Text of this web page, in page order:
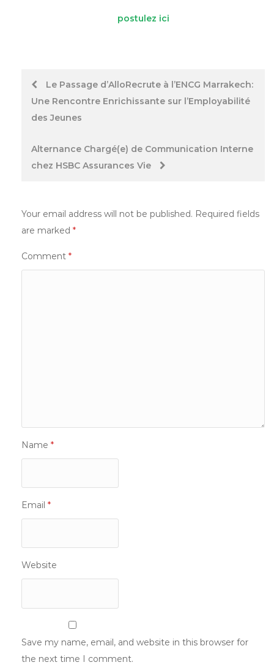
postulez ici
Post
navigation
Le Passage d’AlloRecrute à l’ENCG Marrakech:
Une Rencontre Enrichissante sur l’Employabilité
des Jeunes
Alternance Chargé(e) de Communication Interne
chez HSBC Assurances Vie
Your email address will not be published. Required fields
are marked *
Comment *
Name *
Email *
Website
Save my name, email, and website in this browser for
the next time I comment.